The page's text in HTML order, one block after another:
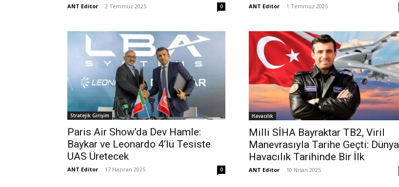
ANT Editor - 2 Temmuz 2025 0 ANT Editor - 1 Temmuz 2025
Stratejik Girişim
Paris Air Show’da Dev Hamle:
Baykar ve Leonardo 4’lü Tesiste
UAS Üretecek
ANT Editor - 17 Haziran 2025 0
Havacılık
Milli SİHA Bayraktar TB2, Viril
Manevrasıyla Tarihe Geçti: Dünya
Havacılık Tarihinde Bir İlk
ANT Editor - 10 Nisan 2025